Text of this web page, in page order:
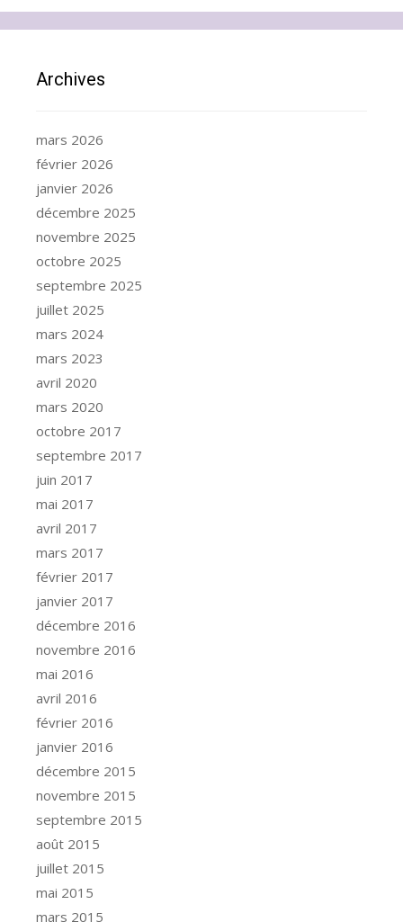
Archives
mars 2026
février 2026
janvier 2026
décembre 2025
novembre 2025
octobre 2025
septembre 2025
juillet 2025
mars 2024
mars 2023
avril 2020
mars 2020
octobre 2017
septembre 2017
juin 2017
mai 2017
avril 2017
mars 2017
février 2017
janvier 2017
décembre 2016
novembre 2016
mai 2016
avril 2016
février 2016
janvier 2016
décembre 2015
novembre 2015
septembre 2015
août 2015
juillet 2015
mai 2015
mars 2015